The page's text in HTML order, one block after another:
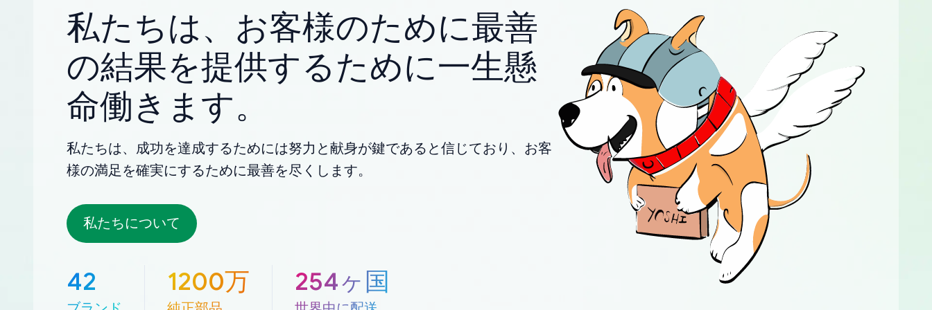
私たちは、お客様のために最善
の結果を提供するために一生懸
命働きます。
私たちは、成功を達成するためには努力と献身が鍵であると信じており、お客
様の満足を確実にするために最善を尽くします。
私たちについて
42 1200万 254ヶ国